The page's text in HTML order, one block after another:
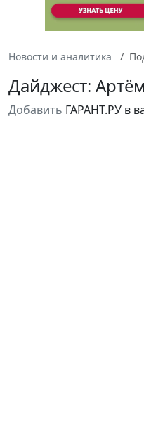
Новости и аналитика
Дайджест:
Добавить ГАРАНТ.РУ в